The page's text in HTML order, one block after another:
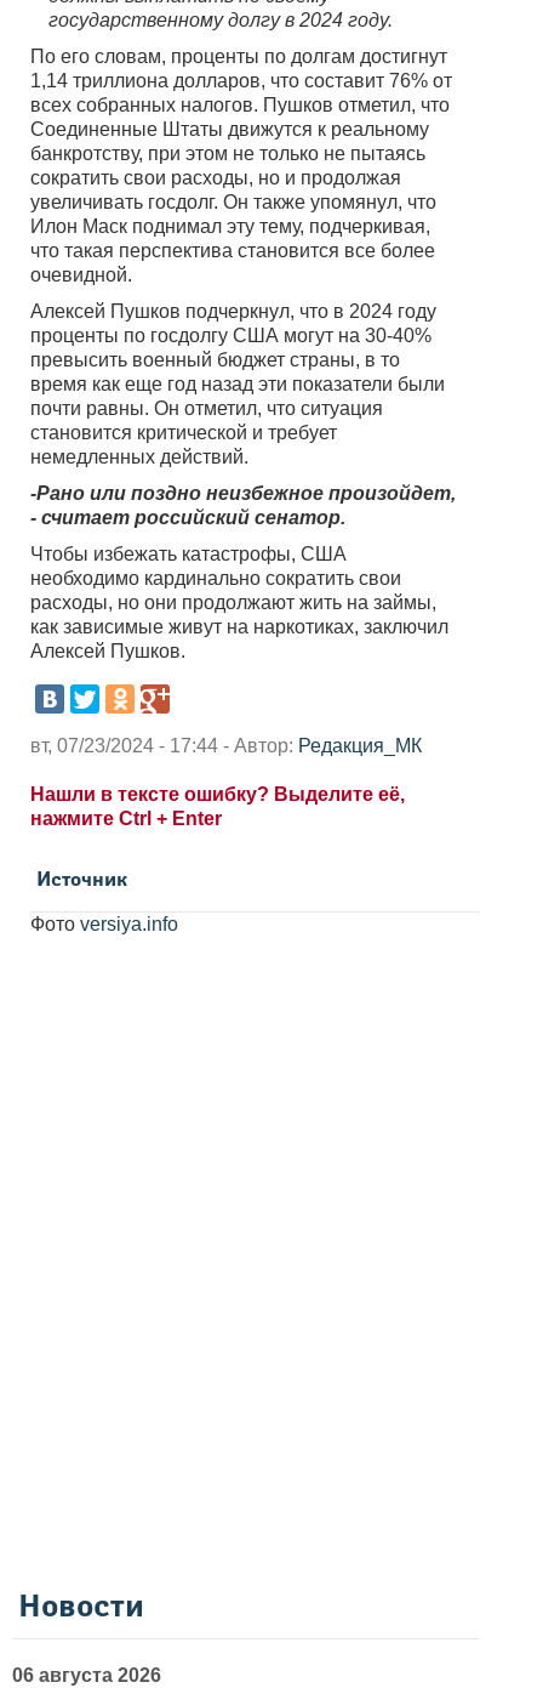
государственному долгу в 2024 году.
По его словам, проценты по долгам достигнут
1,14 триллиона долларов, что составит 76% от
всех собранных налогов. Пушков отметил, что
Соединенные Штаты движутся к реальному
банкротству, при этом не только не пытаясь
сократить свои расходы, но и продолжая
увеличивать госдолг. Он также упомянул, что
Илон Маск поднимал эту тему, подчеркивая,
что такая перспектива становится все более
очевидной.
Алексей Пушков подчеркнул, что в 2024 году
проценты по госдолгу США могут на 30-40%
превысить военный бюджет страны, в то
время как еще год назад эти показатели были
почти равны. Он отметил, что ситуация
становится критической и требует
немедленных действий.
-Рано или поздно неизбежное произойдет,
- считает российский сенатор.
Чтобы избежать катастрофы, США
необходимо кардинально сократить свои
расходы, но они продолжают жить на займы,
как зависимые живут на наркотиках, заключил
Алексей Пушков.
вт, 07/23/2024 - 17:44 - Автор: Редакция_МК
Нашли в тексте ошибку? Выделите её,
нажмите Ctrl + Enter
Источник
Фото versiya.info
Новости
06 августа 2026